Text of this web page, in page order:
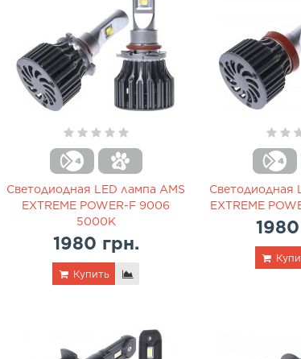
Светодиодная LED лампа AMS
EXTREME POWER-F 9006
5000K
1980 грн.
Купить
Светодиодная
EXTREME